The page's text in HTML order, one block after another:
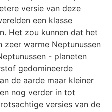
versie van deze
een klasse
Het zou kunnen dat het
zeer warme Neptunussen
- planeten
gedomineerde
de aarde maar kleiner
nog verder in tot
versies van de